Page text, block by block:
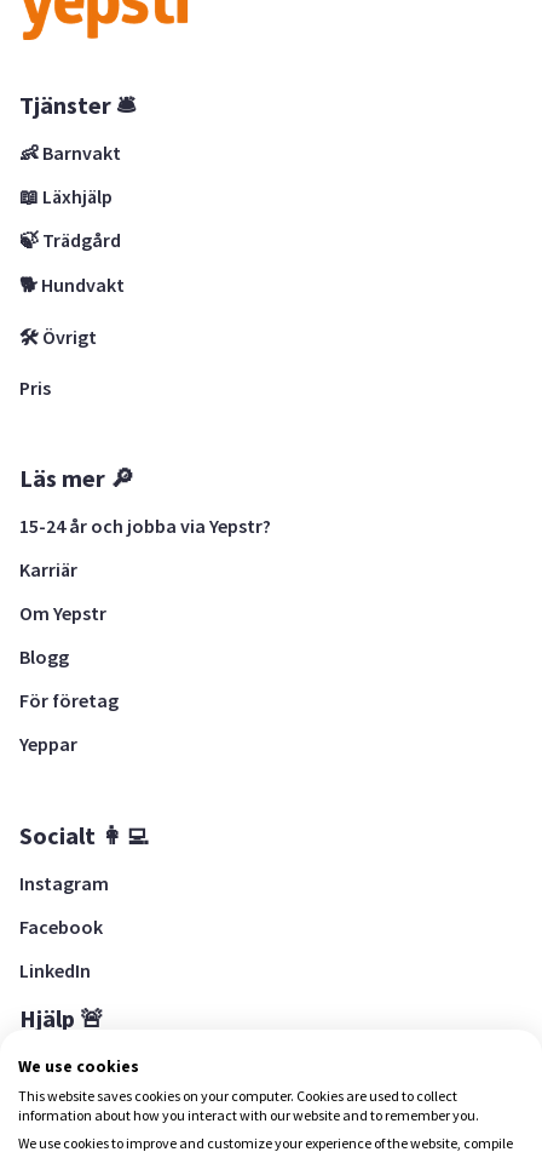
Tjänster 🛎
👶 Barnvakt
📖 Läxhjälp
🍃 Trädgård
🐕 Hundvakt
🛠 Övrigt
Pris
Läs mer 🔎
15-24 år och jobba via Yepstr?
Karriär
Om Yepstr
Blogg
För företag
Yeppar
Socialt 👩‍💻
Instagram
Facebook
LinkedIn
Hjälp 🚨
Hjälpcenter
We use cookies
This website saves cookies on your computer. Cookies are used to collect
information about how you interact with our website and to remember you.
We use cookies to improve and customize your experience of the website, compile